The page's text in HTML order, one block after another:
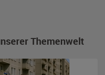
Themenwelt